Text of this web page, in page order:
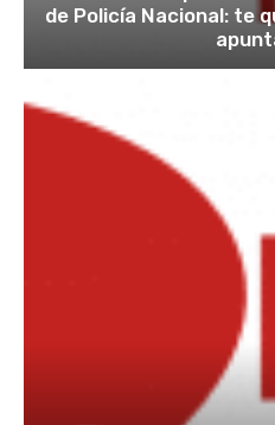
de Policía Nacional: te